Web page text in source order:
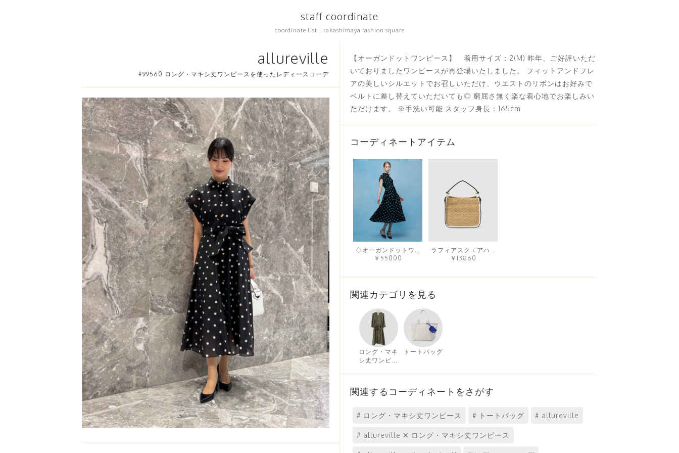
staff coordinate
coordinate list takashimaya fashion square
allureville
#99560 ロング・マキシ丈ワンピースを使ったレディースコーデ
【オーガンドットワンピース】 着用サイズ：2(M) 昨年、ご好評いただ
いておりましたワンピースが再登場いたしました。 フィットアンドフレ
アの美しいシルエットでお召しいただけ、ウエストのリボンはお好みで
ベルトに差し替えていただいても◎ 窮屈さ無く楽な着心地でお楽しみい
ただけます。 ※手洗い可能 スタッフ身長：165cm
コーディネートアイテム
◇オーガンドットワンピース
￥55000
ラフィアスクエアハンドルバッグ
￥13860
関連カテゴリを見る
ロング・マキ
シ丈ワンピー
トートバッグ
関連するコーディネートをさがす
# ロング・マキシ丈ワンピース # トートバッグ # allureville
# allureville ✕ ロング・マキシ丈ワンピース